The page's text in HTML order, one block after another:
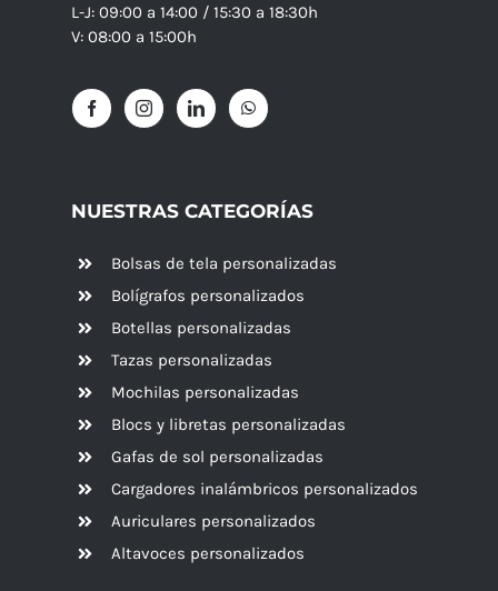
L-J: 09:00 a 14:00 / 15:30 a 18:30h
V: 08:00 a 15:00h
NUESTRAS CATEGORÍAS
Bolsas de tela personalizadas
Bolígrafos personalizados
Botellas personalizadas
Tazas personalizadas
Mochilas personalizadas
Blocs y libretas personalizadas
Gafas de sol personalizadas
Cargadores inalámbricos personalizados
Auriculares personalizados
Altavoces personalizados